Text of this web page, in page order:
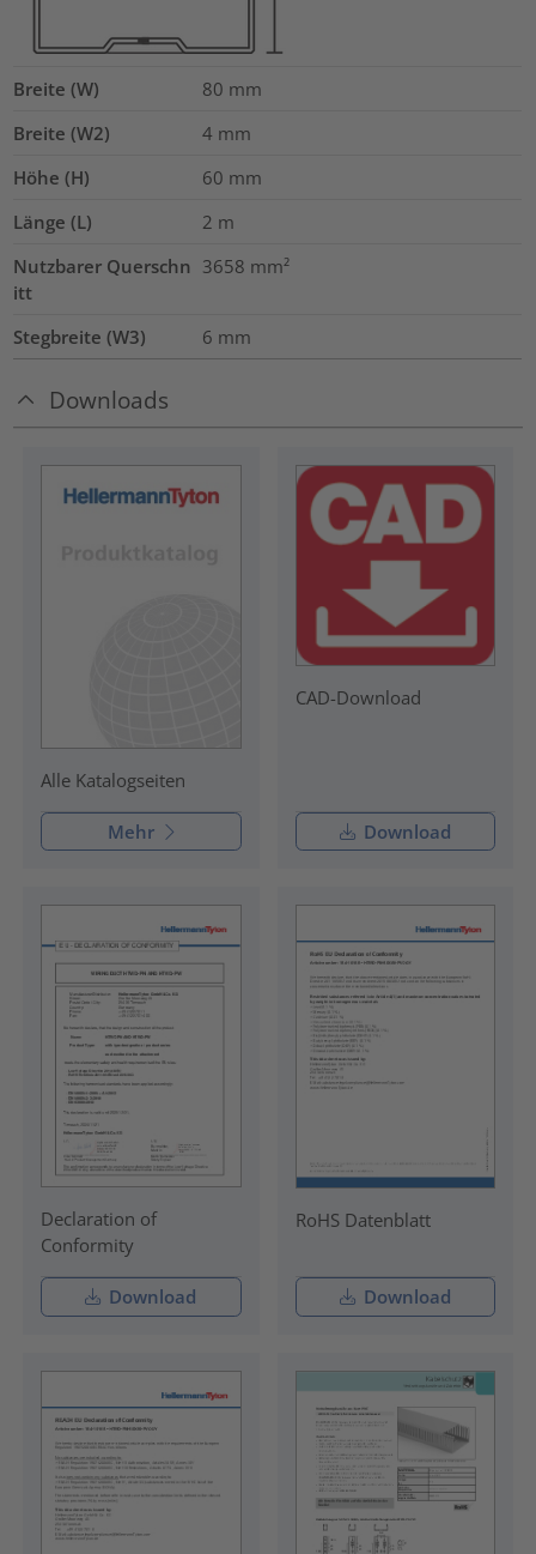
Breite (W) 80 mm
Breite (W2)
4 mm
Höhe (H)
60 mm
Länge (L)
2 m
Nutzbarer Querschn
itt
3658 mm²
Stegbreite (W3) 6 mm
Downloads
Alle Katalogseiten
Mehr
CAD-Download
Download
Declaration of
Conformity
Download
RoHS Datenblatt
Download